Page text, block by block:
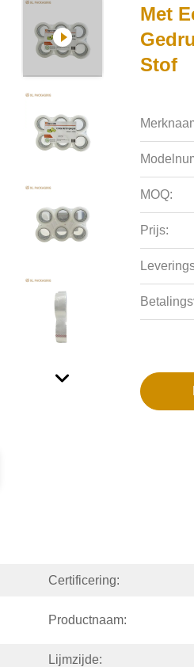
Met
Stof
MOQ:
Prijs:
Certificering:
Productnaam:
Lijmzijde: